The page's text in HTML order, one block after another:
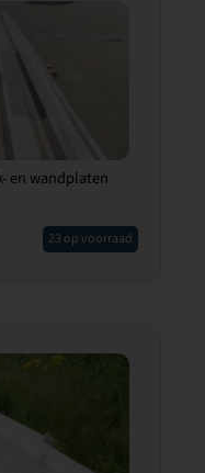
en wandplaten
23 op voorraad